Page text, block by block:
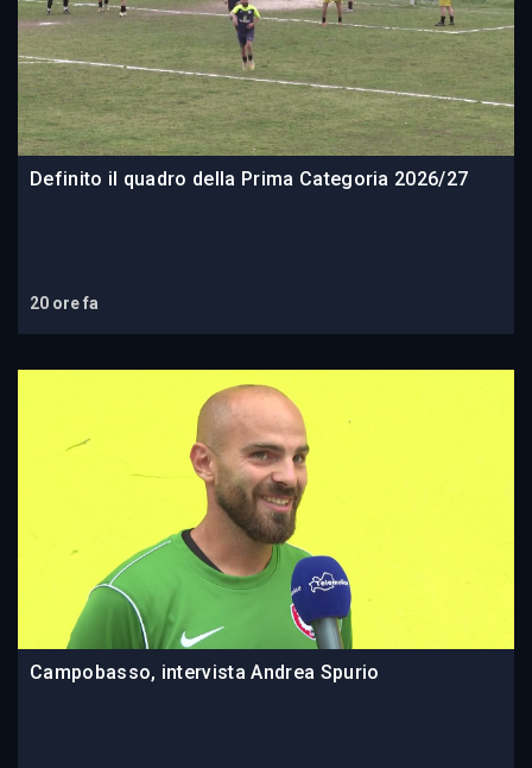
Definito il quadro della Prima Categoria 2026/27
20 ore fa
Campobasso, intervista Andrea Spurio